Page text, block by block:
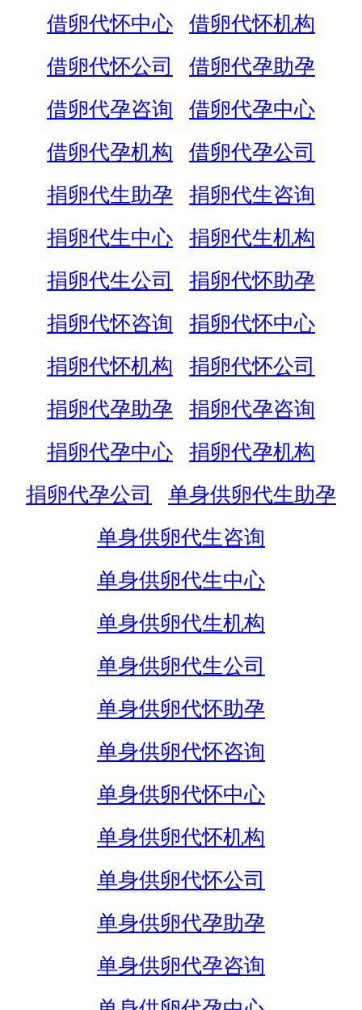
借卵代怀中心
借卵代怀机构
借卵代怀公司
借卵代孕助孕
借卵代孕咨询
借卵代孕中心
借卵代孕机构
借卵代孕公司
捐卵代生助孕
捐卵代生咨询
捐卵代生中心
捐卵代生机构
捐卵代生公司
捐卵代怀助孕
捐卵代怀咨询
捐卵代怀中心
捐卵代怀机构
捐卵代怀公司
捐卵代孕助孕
捐卵代孕咨询
捐卵代孕中心
捐卵代孕机构
捐卵代孕公司
单身供卵代生助孕
单身供卵代生咨询
单身供卵代生中心
单身供卵代生机构
单身供卵代生公司
单身供卵代怀助孕
单身供卵代怀咨询
单身供卵代怀中心
单身供卵代怀机构
单身供卵代怀公司
单身供卵代孕助孕
单身供卵代孕咨询